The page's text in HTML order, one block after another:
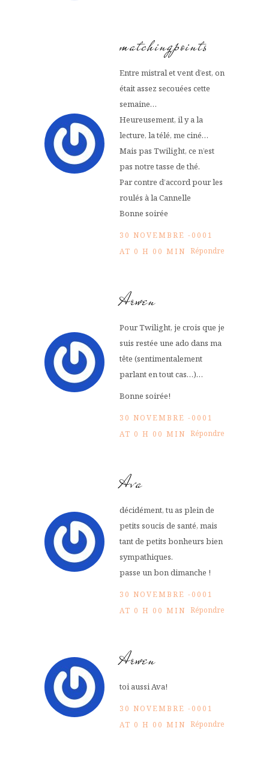
matchingpoints
Entre mistral et vent d’est, on
était assez secouées cette
semaine…
Heureusement, il y a la
lecture, la télé, me ciné…
Mais pas Twilight, ce n’est
pas notre tasse de thé.
Par contre d’accord pour les
roulés à la Cannelle
Bonne soirée
30 NOVEMBRE -0001
AT 0 H 00 MIN Répondre
Arwen
Pour Twilight, je crois que je
suis restée une ado dans ma
tête (sentimentalement
parlant en tout cas…)…
Bonne soirée!
30 NOVEMBRE -0001
AT 0 H 00 MIN Répondre
Ava
décidément, tu as plein de
petits soucis de santé, mais
tant de petits bonheurs bien
sympathiques.
passe un bon dimanche !
30 NOVEMBRE -0001
AT 0 H 00 MIN Répondre
Arwen
toi aussi Ava!
30 NOVEMBRE -0001
AT 0 H 00 MIN Répondre